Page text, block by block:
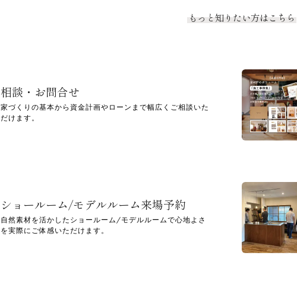
もっと知りたい方はこちら
相談・お問合せ
家づくりの基本から資金計画やローンまで幅広くご相談いた
だけます。
ショールーム/モデルルーム来場予約
自然素材を活かしたショールーム/モデルルームで心地よさ
を実際にご体感いただけます。